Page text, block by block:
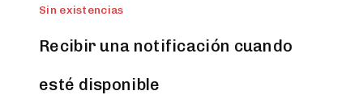
Sin existencias
Recibir una notificación cuando
esté disponible